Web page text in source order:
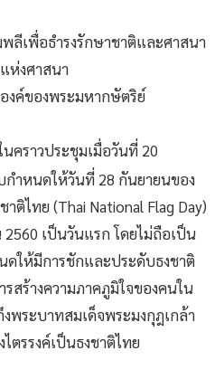
ลีเพื่อธํารงรักษาชาติและศาสนา
ห่งศาสนา
งค์ของพระมหากษัตริย์
คราวประชุมเมื่อวันที่ 20
ำหนดให้วันที่ 28 กันยายนของ
ติไทย (Thai National Flag Day)
เป็นวันแรก โดยไม่ถือเป็น
ดให้มีการชักและประดับธงชาติ
สร้างความภาคภูมิใจของคนใน
พระบาทสมเด็จพระมงกุฎเกล้า
ตรรงค์เป็นธงชาติไทย